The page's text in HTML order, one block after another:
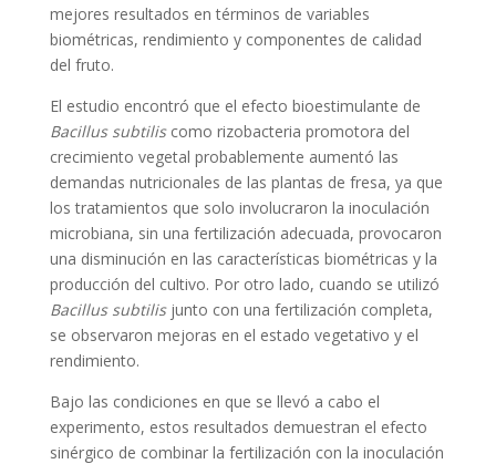
mejores resultados en términos de variables
biométricas, rendimiento y componentes de calidad
del fruto.
El estudio encontró que el efecto bioestimulante de
Bacillus subtiliscomo rizobacteria promotora del
crecimiento vegetal probablemente aumentó las
demandas nutricionales de las plantas de fresa, ya que
los tratamientos que solo involucraron la inoculación
microbiana, sin una fertilización adecuada, provocaron
una disminución en las características biométricas y la
producción del cultivo. Por otro lado, cuando se utilizó
Bacillus subtilisjunto con una fertilización completa,
se observaron mejoras en el estado vegetativo y el
rendimiento.
Bajo las condiciones en que se llevó a cabo el
experimento, estos resultados demuestran el efecto
sinérgico de combinar la fertilización con la inoculación